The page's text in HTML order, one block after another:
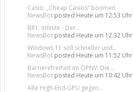
Casio: „Cheap Casios“ boomen
NewsBot posted Heute um 12:53 Uhr
BR1: Infinite - Der...
NewsBot posted Heute um 12:32 Uhr
Windows 11 soll schneller und...
NewsBot posted Heute um 11:52 Uhr
Barrierefreiheit im ÖPNV: Die...
NewsBot posted Heute um 10:42 Uhr
Alte High-End-GPU gegen...